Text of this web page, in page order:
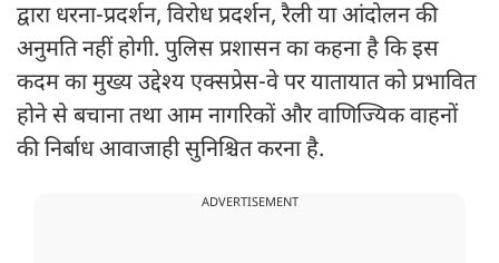
द्वारा धरना-प्रदर्शन, विरोध प्रदर्शन, रैली या आंदोलन की
अनुमति नहीं होगी. पुलिस प्रशासन का कहना है कि इस
कदम का मुख्य उद्देश्य एक्सप्रेस-वे पर यातायात को प्रभावित
होने से बचाना तथा आम नागरिकों और वाणिज्यिक वाहनों
की निर्बाध आवाजाही सुनिश्चित करना है.
ADVERTISEMENT